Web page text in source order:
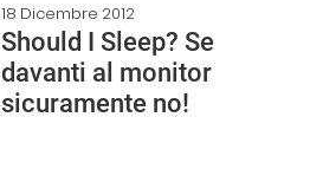
18 Dicembre 2012
Should I Sleep? Se
davanti al monitor
sicuramente no!